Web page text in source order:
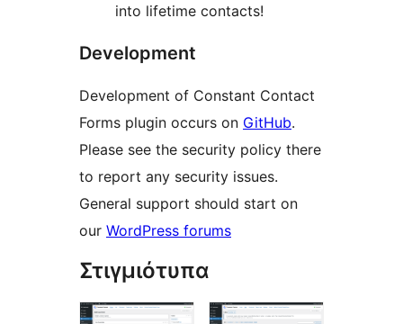
into lifetime contacts!
Development
Development of Constant Contact
Forms plugin occurs on GitHub.
Please see the security policy there
to report any security issues.
General support should start on
our WordPress forums
Στιγμιότυπα